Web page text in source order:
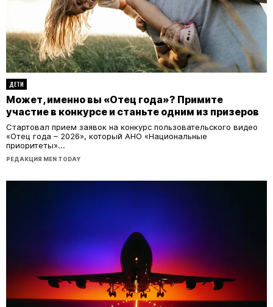
ДЕТИ
Может, именно вы «Отец года»? Примите
участие в конкурсе и станьте одним из призеров
РЕДАКЦИЯ MEN TODAY
Стартовал прием заявок на конкурс пользовательского видео
«Отец года – 2026», который АНО «Национальные
приоритеты»...